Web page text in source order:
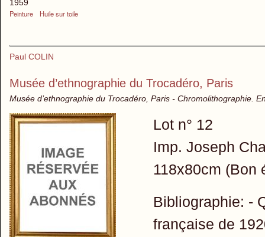
1959
Peinture
Huile sur toile
Paul COLIN
Musée d’ethnographie du Trocadéro, Paris
Musée d’ethnographie du Trocadéro, Paris - Chromolithographie.
Lot n° 12
Imp. Joseph
118x80cm (Bon
Bibliographie: -
française de